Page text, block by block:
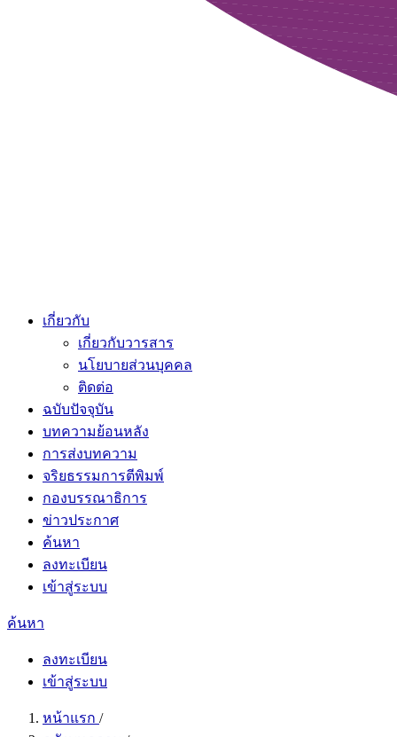
เกี่ยวกับ
เกี่ยวกับวารสาร
นโยบายส่วนบุคคล
ติดต่อ
ฉบับปัจจุบัน
บทความย้อนหลัง
การส่งบทความ
จริยธรรมการตีพิมพ์
กองบรรณาธิการ
ข่าวประกาศ
ค้นหา
ลงทะเบียน
เข้าสู่ระบบ
ค้นหา
ลงทะเบียน
เข้าสู่ระบบ
หน้าแรก /